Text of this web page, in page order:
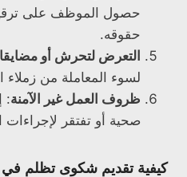
حصول الموظف على
حقوقه.
التعرض لتحرش أو
لسوء المعاملة من زملاء
ظروف العمل غير الآمنة:
صحية أو تفتقر لإجراءات
كيفية تقديم شكوى تظلم في